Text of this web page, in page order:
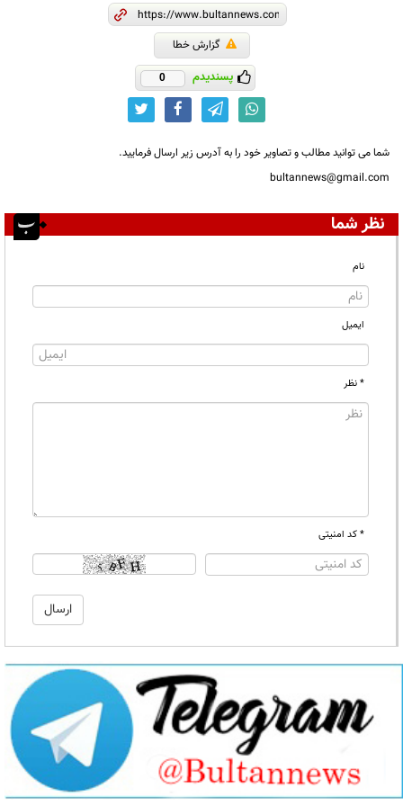
گزارش خطا
پسندیدم 0
شما می توانید مطالب و تصاویر خود را به آدرس زیر ارسال فرمایید.
bultannews@gmail.com
نظر شما
نام
ایمیل
* نظر
* کد امنیتی